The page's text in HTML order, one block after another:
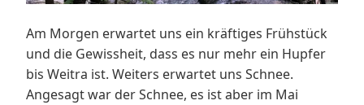
Am Morgen erwartet uns ein kräftiges Frühstück
und die Gewissheit, dass es nur mehr ein Hupfer
bis Weitra ist. Weiters erwartet uns Schnee.
Angesagt war der Schnee, es ist aber im Mai